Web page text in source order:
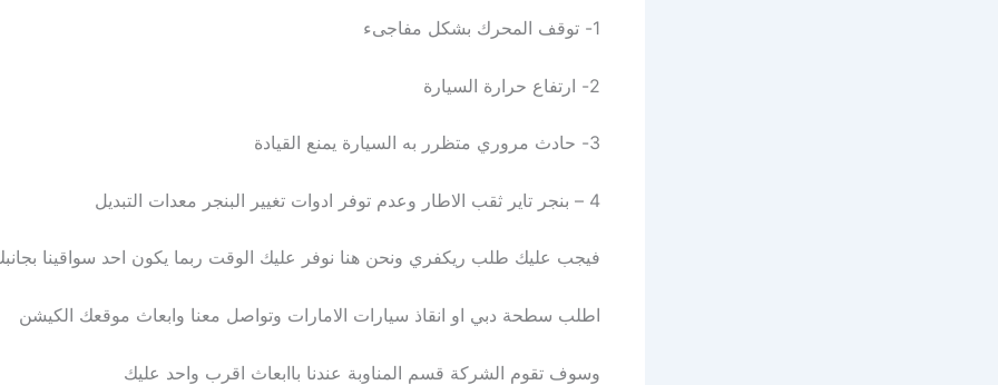
1- توقف المحرك بشكل مفاجىء
2- ارتفاع حرارة السيارة
3- حادث مروري متظرر به السيارة يمنع القيادة
4 – بنجر تاير ثقب الاطار وعدم توفر ادوات تغيير البنجر معدات التبديل
فيجب عليك طلب ريكفري ونحن هنا نوفر عليك الوقت ربما يكون احد سواقينا
اطلب سطحة دبي او انقاذ سيارات الامارات وتواصل معنا وابعاث موقعك الكيشن
وسوف تقوم الشركة قسم المناوبة عندنا باابعاث اقرب واحد عليك